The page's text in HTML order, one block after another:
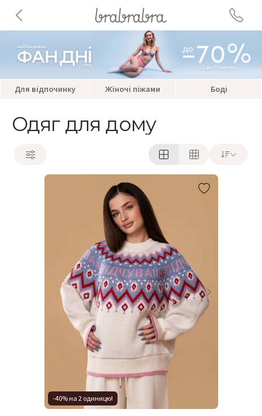
Для відпочинку Жіночі піжами Боді
Одяг для дому
-40% на 2 одиницю!